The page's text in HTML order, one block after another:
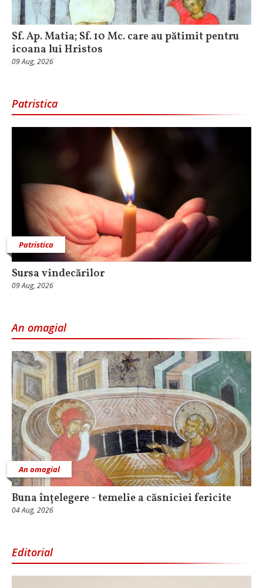
Sf. Ap. Matia; Sf. 10 Mc. care au pătimit pentru
icoana lui Hristos
09 Aug, 2026
Patristica
Patristica
Sursa vindecărilor
09 Aug, 2026
An omagial
An omagial
Buna înțelegere - temelie a căsniciei fericite
04 Aug, 2026
Editorial